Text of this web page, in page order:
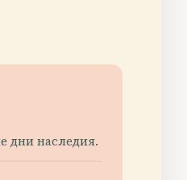
дни наследия.